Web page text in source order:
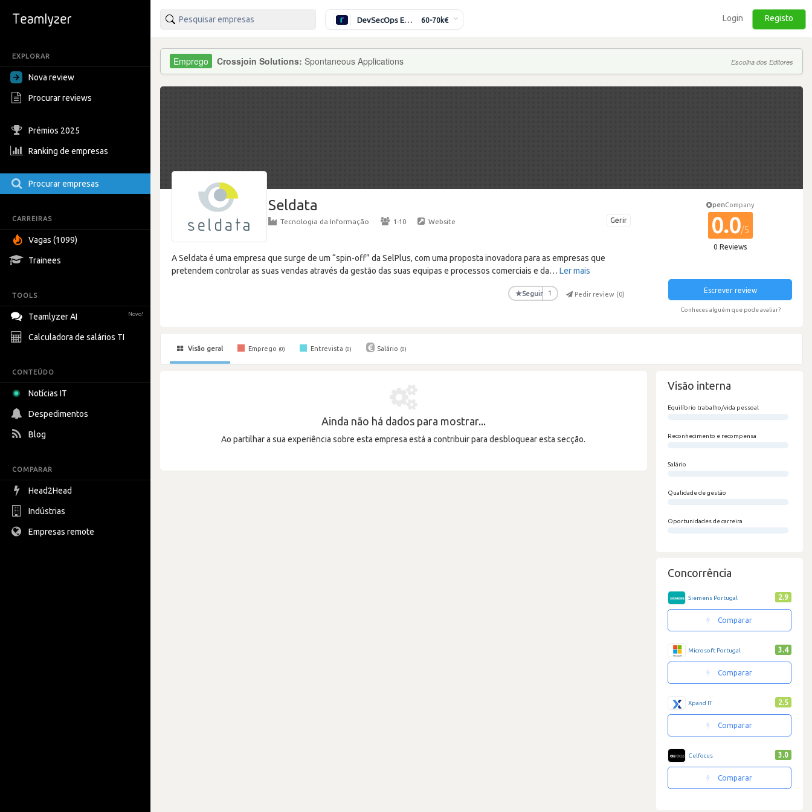
EXPLORAR
Nova review
Procurar reviews
Prémios 2025
Ranking de empresas
Procurar empresas
CARREIRAS
Vagas (1099)
Trainees
TOOLS
Teamlyzer AI Novo!
Calculadora de salários TI
CONTEÚDO
Notícias IT
Despedimentos
Blog
COMPARAR
Head2Head
Indústrias
Empresas remote
DevSecOps Engineer 60-70k€ Login Registo
Crossjoin Solutions: Spontaneous Applications Escolha dos Editores
Seldata
Gerir
Tecnologia da Informação · 1-10 · Website
A Seldata é uma empresa que surge de um “spin-off” da SelPlus, com uma proposta inovadora para as empresas que
pretendem controlar as suas vendas através da gestão das suas equipas e processos comerciais e da… Ler mais
★Seguir 1 Pedir review (0)
penCompany
0.0/5
0 Reviews
Escrever review
Conheces alguém que pode avaliar?
Visão geral Emprego (0) Entrevista (0) Salário (0)
Ainda não há dados para mostrar...
Ao partilhar a sua experiência sobre esta empresa está a contribuir para desbloquear esta secção.
Visão interna
Equilíbrio trabalho/vida pessoal
Reconhecimento e recompensa
Salário
Qualidade de gestão
Oportunidades de carreira
Concorrência
Siemens Portugal 2.9
Comparar
Microsoft Portugal 3.4
Comparar
Xpand IT 2.5
Comparar
Celfocus 3.0
Comparar